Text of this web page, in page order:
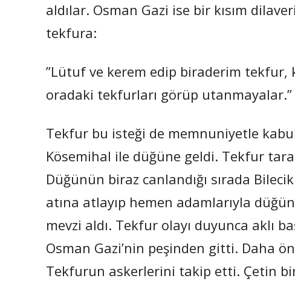
aldılar. Osman Gazi ise bir kısım
tekfura:
”Lütuf ve kerem edip biraderim tekfur,
oradaki tekfurları görüp utanmayalar.”
Tekfur bu isteği de memnuniyetle
Kösemihal ile düğüne geldi. Tekfur
Düğünün biraz canlandığı sırada
atına atlayıp hemen adamlarıyla
mevzi aldı. Tekfur olayı duyunca aklı
Osman Gazi’nin peşinden gitti. Daha
Tekfurun askerlerini takip etti. Çetin